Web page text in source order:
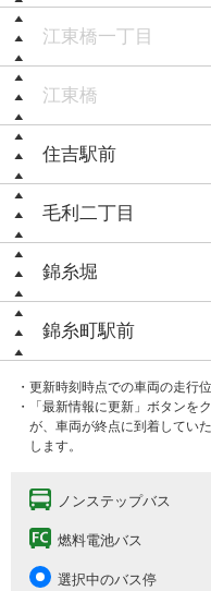
江東橋一丁目
江東橋
住吉駅前
毛利二丁目
錦糸堀
錦糸町駅前
・更新時刻時点での車両の走行
・「最新情報に更新」ボタンを
が、車両が終点に到着してい
します。
ノンステップバス
燃料電池バス
選択中のバス停